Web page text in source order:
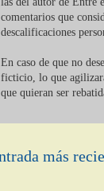
comentarios que
descalificaciones
En caso de que no
ficticio, lo que
que quieran ser
más